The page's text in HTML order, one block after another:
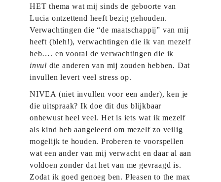
HET thema wat mij sinds de geboorte van
Lucia ontzettend heeft bezig gehouden.
Verwachtingen die “de maatschappij” van mij
heeft (bleh!), verwachtingen die ik van mezelf
heb…. en vooral de verwachtingen die ik
invul die anderen van mij zouden hebben. Dat
invullen levert veel stress op.
NIVEA (niet invullen voor een ander), ken je
die uitspraak? Ik doe dit dus blijkbaar
onbewust heel veel. Het is iets wat ik mezelf
als kind heb aangeleerd om mezelf zo veilig
mogelijk te houden. Proberen te voorspellen
wat een ander van mij verwacht en daar al aan
voldoen zonder dat het van me gevraagd is.
Zodat ik goed genoeg ben. Pleasen to the max